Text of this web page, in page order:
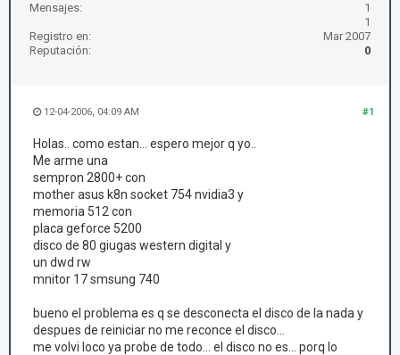
Mensajes:
1
1
Registro en:
Mar 2007
Reputación:
0
#1
12-04-2006, 04:09 AM
Holas.. como estan... espero mejor q yo..
Me arme una
sempron 2800+ con
mother asus k8n socket 754 nvidia3 y
memoria 512 con
placa geforce 5200
disco de 80 giugas western digital y
un dwd rw
mnitor 17 smsung 740
bueno el problema es q se desconecta el disco de la nada y
despues de reiniciar no me reconce el disco...
me volvi loco ya probe de todo... el disco no es... porq lo